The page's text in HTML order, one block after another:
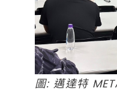
圖: 邁達特